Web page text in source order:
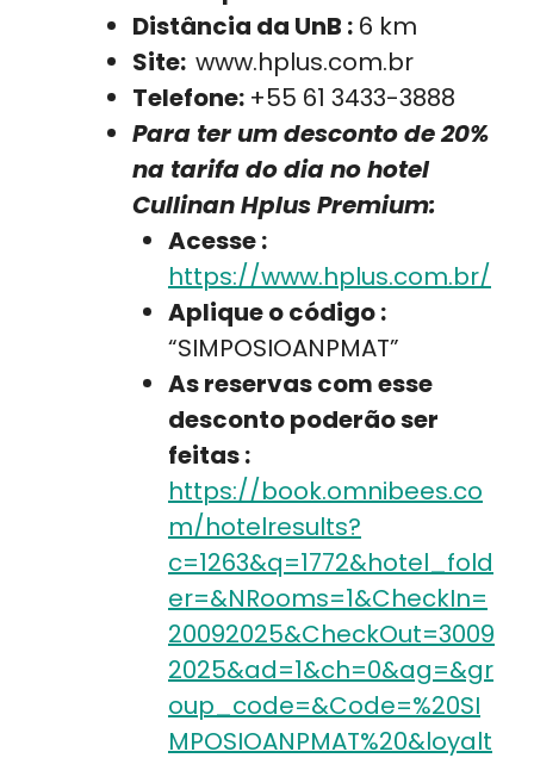
Distância da UnB : 6 km
Site: www.hplus.com.br
Telefone: +55 61 3433-3888
Para ter um desconto de 20%
na tarifa do dia no hotel
Cullinan Hplus Premium:
Acesse :
https://www.hplus.com.br/
Aplique o código :
“SIMPOSIOANPMAT”
As reservas com esse
desconto poderão ser
feitas :
https://book.omnibees.co
m/hotelresults?
c=1263&q=1772&hotel_fold
er=&NRooms=1&CheckIn=
20092025&CheckOut=3009
2025&ad=1&ch=0&ag=&gr
oup_code=&Code=%20SI
MPOSIOANPMAT%20&loyalt